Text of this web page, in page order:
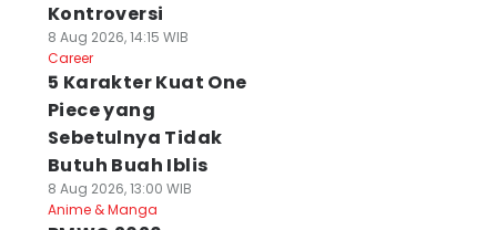
Kontroversi
8 Aug 2026, 14:15 WIB
Career
5 Karakter Kuat One
Piece yang
Sebetulnya Tidak
Butuh Buah Iblis
8 Aug 2026, 13:00 WIB
Anime & Manga